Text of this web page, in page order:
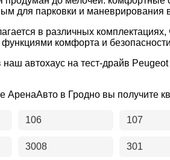
для парковки и маневрирования
в различных
комфорта и
автохаус на тест-драйв
АренаАвто в Гродно вы получите
106 107
3008 301